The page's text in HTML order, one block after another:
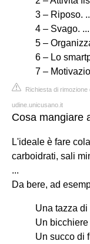
3 – Riposo.
4 – Svago. ...
5 –
6 – Lo
7 –
Richiesta di rimozione
udine.unicusano.it
Cosa mangiare
L'ideale è fare
carboidrati, sali
...
Da bere, ad
Una tazza di
Un
Un succo di